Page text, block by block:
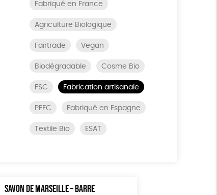
Fabriqué en France
Agriculture Biologique
Fairtrade Vegan
Biodégradable Cosme Bio
FSC Fabrication artisanale
PEFC Fabriqué en Espagne
Textile Bio ESAT
SAVON DE MARSEILLE – BARRE